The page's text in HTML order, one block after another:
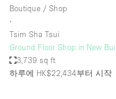
Boutique / Shop
∙
Tsim Sha Tsui
Ground Floor Shop in New
3,739 sq ft
하루에 HK$22,434부터 시작